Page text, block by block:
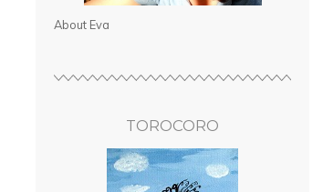
About Eva
TOROCORO